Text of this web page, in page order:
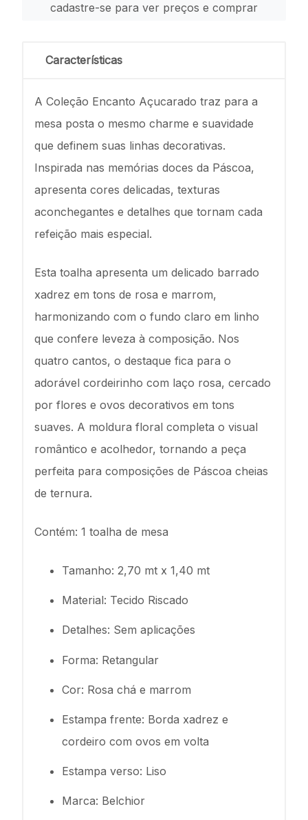
cadastre-se para ver preços e comprar
Características
A Coleção Encanto Açucarado traz para a
mesa posta o mesmo charme e suavidade
que definem suas linhas decorativas.
Inspirada nas memórias doces da Páscoa,
apresenta cores delicadas, texturas
aconchegantes e detalhes que tornam cada
refeição mais especial.
Esta toalha apresenta um delicado barrado
xadrez em tons de rosa e marrom,
harmonizando com o fundo claro em linho
que confere leveza à composição. Nos
quatro cantos, o destaque fica para o
adorável cordeirinho com laço rosa, cercado
por flores e ovos decorativos em tons
suaves. A moldura floral completa o visual
romântico e acolhedor, tornando a peça
perfeita para composições de Páscoa cheias
de ternura.
Contém: 1 toalha de mesa
Tamanho: 2,70 mt x 1,40 mt
Material: Tecido Riscado
Detalhes: Sem aplicações
Forma: Retangular
Cor: Rosa chá e marrom
Estampa frente: Borda xadrez e
cordeiro com ovos em volta
Estampa verso: Liso
Marca: Belchior